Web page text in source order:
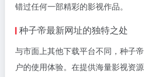
错过任何一部精彩的影视作品。
种子帝最新网址的独特之处
与市面上其他下载平台不同，种子
户的使用体验。在提供海量影视资